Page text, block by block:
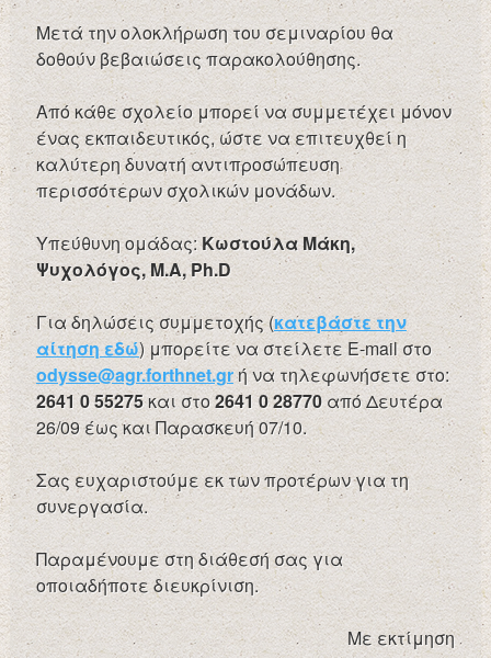
Μετά την ολοκλήρωση του σεμιναρίου θα
δοθούν βεβαιώσεις παρακολούθησης.
Από κάθε σχολείο μπορεί να συμμετέχει μόνον
ένας εκπαιδευτικός, ώστε να επιτευχθεί η
καλύτερη δυνατή αντιπροσώπευση
περισσότερων σχολικών μονάδων.
Υπεύθυνη ομάδας:Κωστούλα Μάκη,
Ψυχολόγος,M.Α,Ph.D
Για δηλώσεις συμμετοχής (κατεβάστε την
αίτηση εδώ) μπορείτε να στείλετε Ε-mail στο
odysse@agr.forthnet.grή να τηλεφωνήσετε στο:
2641 0 55275και στο2641 0 28770από Δευτέρα
26/09 έως και Παρασκευή 07/10.
Σας ευχαριστούμε εκ των προτέρων για τη
συνεργασία.
Παραμένουμε στη διάθεσή σας για
οποιαδήποτε διευκρίνιση.
Με εκτίμηση